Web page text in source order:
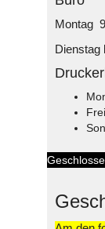
Montag
Dienstag